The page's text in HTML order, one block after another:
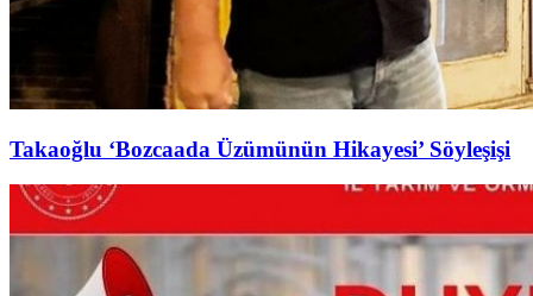
Takaoğlu ‘Bozcaada Üzümünün Hikayesi’ Söyleşişi